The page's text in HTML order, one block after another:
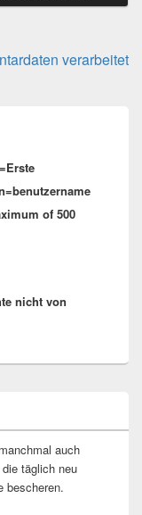
verarbeitet
of 500
nicht von
auch
täglich neu
bescheren.